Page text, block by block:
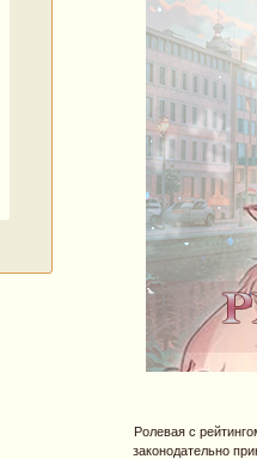
Ролевая с
законодательно